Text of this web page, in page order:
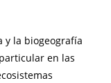
y la biogeografía
en las